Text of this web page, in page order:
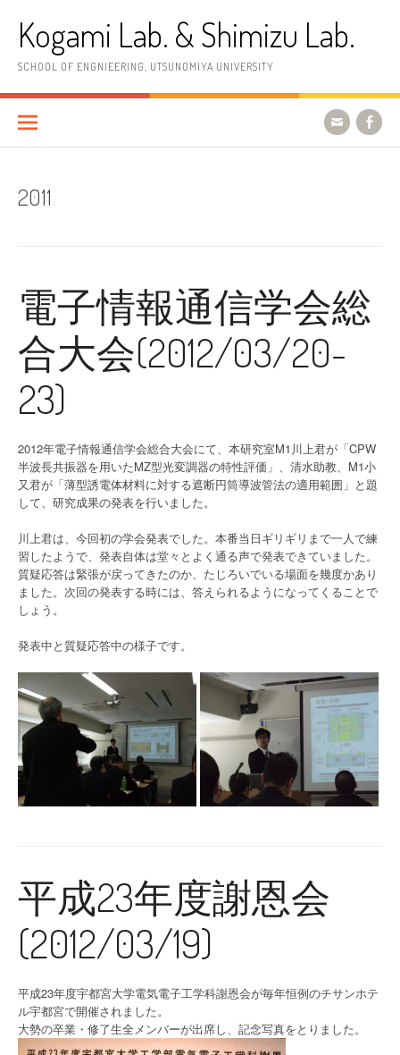
へ
ッ
Kogami Lab. & Shimizu Lab.
SCHOOL OF ENGNIEERING, UTSUNOMIYA UNIVERSITY
2011
電子情報通信学会総
合大会(2012/03/20-
23)
2012年電子情報通信学会総合大会にて、本研究室M1川上君が「CPW
半波長共振器を用いたMZ型光変調器の特性評価」、清水助教、M1小
又君が「薄型誘電体材料に対する遮断円筒導波管法の適用範囲」と題
して、研究成果の発表を行いました。
川上君は、今回初の学会発表でした。本番当日ギリギリまで一人で練
習したようで、発表自体は堂々とよく通る声で発表できていました。
質疑応答は緊張が戻ってきたのか、たじろいでいる場面を幾度かあり
ました。次回の発表する時には、答えられるようになってくることで
しょう。
発表中と質疑応答中の様子です。
平成23年度謝恩会
(2012/03/19)
平成23年度宇都宮大学電気電子工学科謝恩会が毎年恒例のチサンホテ
ル宇都宮で開催されました。
大勢の卒業・修了生全メンバーが出席し、記念写真をとりました。